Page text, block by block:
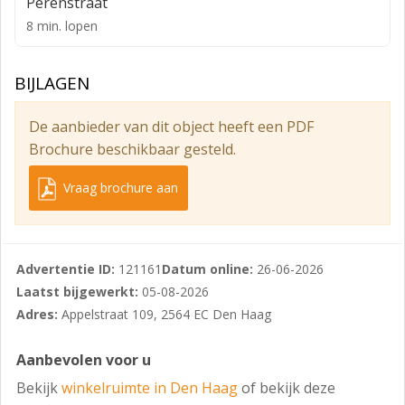
zich diverse buurtgerichte faciliteiten, waaronder
die bijdragen aan een constante dagelijkse
Appelstraat 109 maakt onderdeel uit van deze
herkenbare winkelstrip en profiteert van een
uitstekende zichtlocatie en een stabiel lokaal publiek.
De omgeving staat bekend om haar prettige woon- en
leefklimaat, goede bereikbaarheid en sterke
het centrum van Den Haag zich op korte afstand,
terwijl openbaar vervoerverbindingen via onder meer
de Mient, Laan van Meerdervoort en Thorbeckelaan
8 min. lopen
BIJLAGEN
De aanbieder van dit object heeft een PDF
Brochure beschikbaar gesteld.
Vraag brochure aan
Advertentie ID: 121161 Datum online: 26-06-2026
Laatst bijgewerkt: 05-08-2026
Adres: Appelstraat 109, 2564 EC Den Haag
Aanbevolen voor u
Bekijkwinkelruimte in Den Haagof bekijk deze